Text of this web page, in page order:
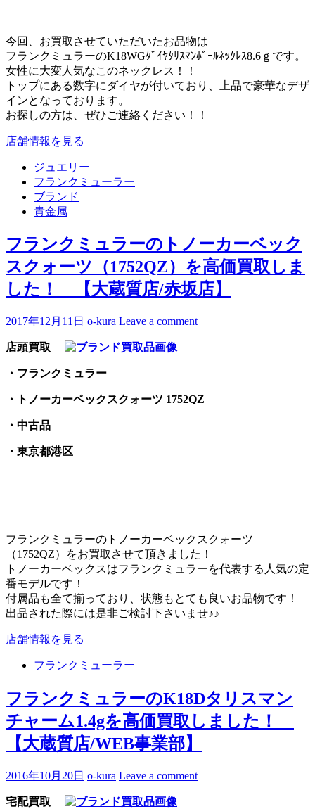
今回、お買取させていただいたお品物は
フランクミュラーのK18WGﾀﾞｲﾔﾀﾘｽﾏﾝﾎﾞｰﾙﾈｯｸﾚｽ8.6ｇです。
女性に大変人気なこのネックレス！！
トップにある数字にダイヤが付いており、上品で豪華なデザ
インとなっております。
お探しの方は、ぜひご連絡ください！！
店舗情報を見る
ジュエリー
フランクミューラー
ブランド
貴金属
フランクミュラーのトノーカーベック
スクォーツ（1752QZ）を高価買取しま
した！ 【大蔵質店/赤坂店】
2017年12月11日 o-kura Leave a comment
店頭買取
・フランクミュラー
・トノーカーベックスクォーツ 1752QZ
・中古品
・東京都港区
フランクミュラーのトノーカーベックスクォーツ
（1752QZ）をお買取させて頂きました！
トノーカーベックスはフランクミュラーを代表する人気の定
番モデルです！
付属品も全て揃っており、状態もとても良いお品物です！
出品された際には是非ご検討下さいませ♪♪
店舗情報を見る
フランクミューラー
フランクミュラーのK18Dタリスマン
チャーム1.4gを高価買取しました！
【大蔵質店/WEB事業部】
2016年10月20日 o-kura Leave a comment
宅配買取